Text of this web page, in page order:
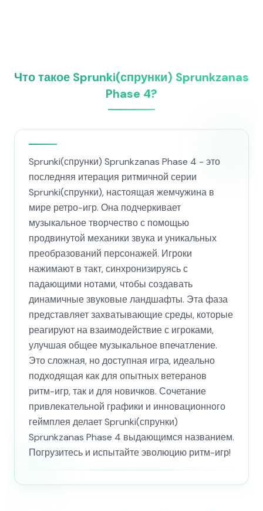
Что такое Sprunki(спрунки) Sprunkzanas
Phase 4?
Sprunki(спрунки) Sprunkzanas Phase 4 - это
последняя итерация ритмичной серии
Sprunki(спрунки), настоящая жемчужина в
мире ретро-игр. Она подчеркивает
музыкальное творчество с помощью
продвинутой механики звука и уникальных
преобразований персонажей. Игроки
нажимают в такт, синхронизируясь с
падающими нотами, чтобы создавать
динамичные звуковые ландшафты. Эта фаза
представляет захватывающие среды, которые
реагируют на взаимодействие с игроками,
улучшая общее музыкальное впечатление.
Это сложная, но доступная игра, идеально
подходящая как для опытных ветеранов
ритм-игр, так и для новичков. Сочетание
привлекательной графики и инновационного
геймплея делает Sprunki(спрунки)
Sprunkzanas Phase 4 выдающимся названием.
Погрузитесь и испытайте эволюцию ритм-игр!